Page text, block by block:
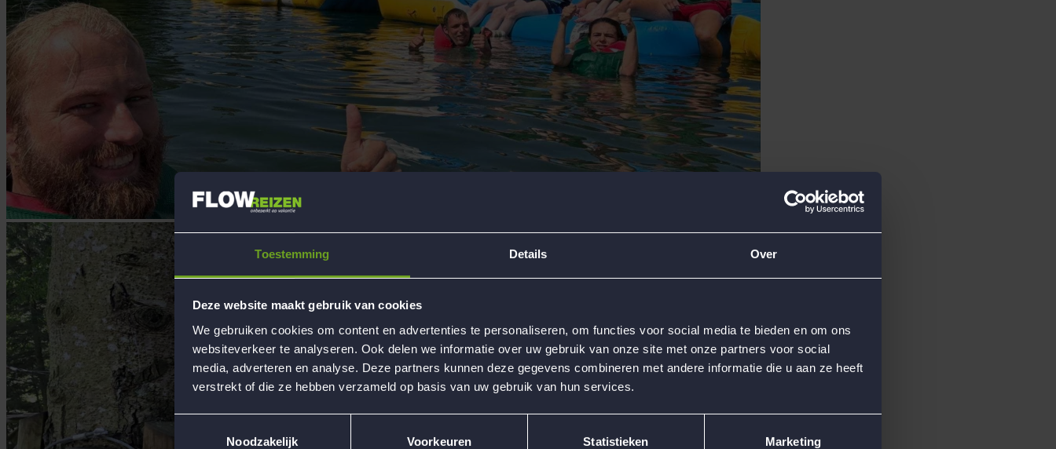
Toestemming Details Over
Deze website maakt gebruik van cookies
We gebruiken cookies om content en advertenties te personaliseren, om functies voor social media te bieden en om ons
websiteverkeer te analyseren. Ook delen we informatie over uw gebruik van onze site met onze partners voor social
media, adverteren en analyse. Deze partners kunnen deze gegevens combineren met andere informatie die u aan ze heeft
verstrekt of die ze hebben verzameld op basis van uw gebruik van hun services.
Noodzakelijk
Voorkeuren Statistieken Marketing